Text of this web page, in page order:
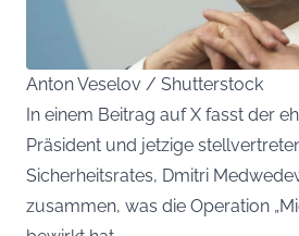
Anton Veselov / Shutterstock
In einem Beitrag auf X fasst der
Präsident und jetzige
Sicherheitsrates, Dmitri
zusammen, was die Operation